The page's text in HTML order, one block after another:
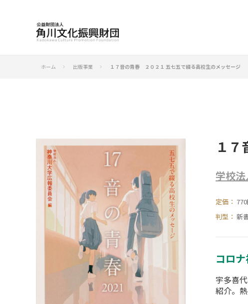
ホーム keyboard_arrow_right 出版事業 keyboard_arrow_right １７音の青春 ２０２１ 五七五で綴る高校生のメッセージ
１
学校
定価：
判型： 新
コロ
宇多喜
紹介。